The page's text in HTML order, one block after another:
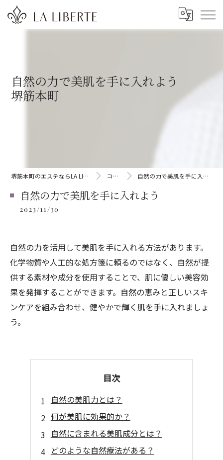
自然の力で美肌を手に入れよう
堺筋本町
堺筋本町のエステならLA LIBERTE コラム 自然の力で美肌を手に入れよう
自然の力で美肌を手に入れよう
2023/11/30
自然の力を活用して美肌を手に入れる方法があります。
化学物質や人工的な処方箋に頼るのではなく、自然が提
供する素材や成分を使用することで、肌に優しい美容効
果を発揮することができます。自然の恵みと正しいスキ
ンケアを組み合わせ、健やかで輝く肌を手に入れましょ
う。
目次
自然の美肌力とは？
何が美肌に効果的か？
自然に含まれる美肌成分とは？
どのような自然療法がある？